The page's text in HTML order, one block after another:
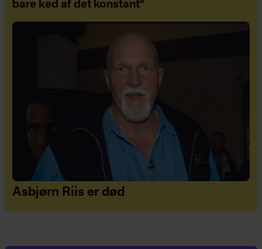
bare ked af det konstant"
Asbjørn Riis er død